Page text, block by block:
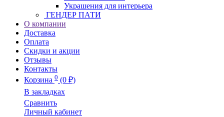
Украшения для интерьера
ГЕНДЕР ПАТИ
О компании
Доставка
Оплата
Скидки и акции
Отзывы
Контакты
Корзина 0 (0 ₽)
В закладках
Сравнить
Личный кабинет